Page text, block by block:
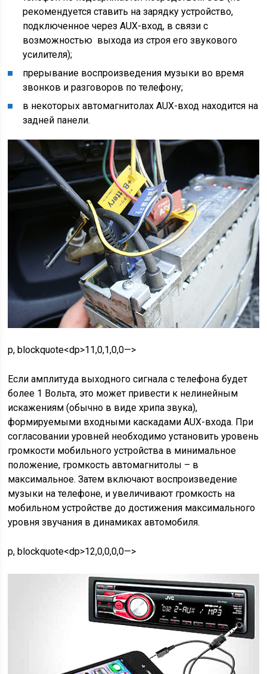
рекомендуется ставить на зарядку устройство,
подключенное через AUX-вход, в связи с
возможностью выхода из строя его звукового
усилителя);
прерывание воспроизведения музыки во время
звонков и разговоров по телефону;
в некоторых автомагнитолах AUX-вход находится на
задней панели.
p, blockquote<dp>11,0,1,0,0—>
Если амплитуда выходного сигнала с телефона будет
более 1 Вольта, это может привести к нелинейным
искажениям (обычно в виде хрипа звука),
формируемыми входными каскадами AUX-входа. При
согласовании уровней необходимо установить уровень
громкости мобильного устройства в минимальное
положение, громкость автомагнитолы – в
максимальное. Затем включают воспроизведение
музыки на телефоне, и увеличивают громкость на
мобильном устройстве до достижения максимального
уровня звучания в динамиках автомобиля.
p, blockquote<dp>12,0,0,0,0—>